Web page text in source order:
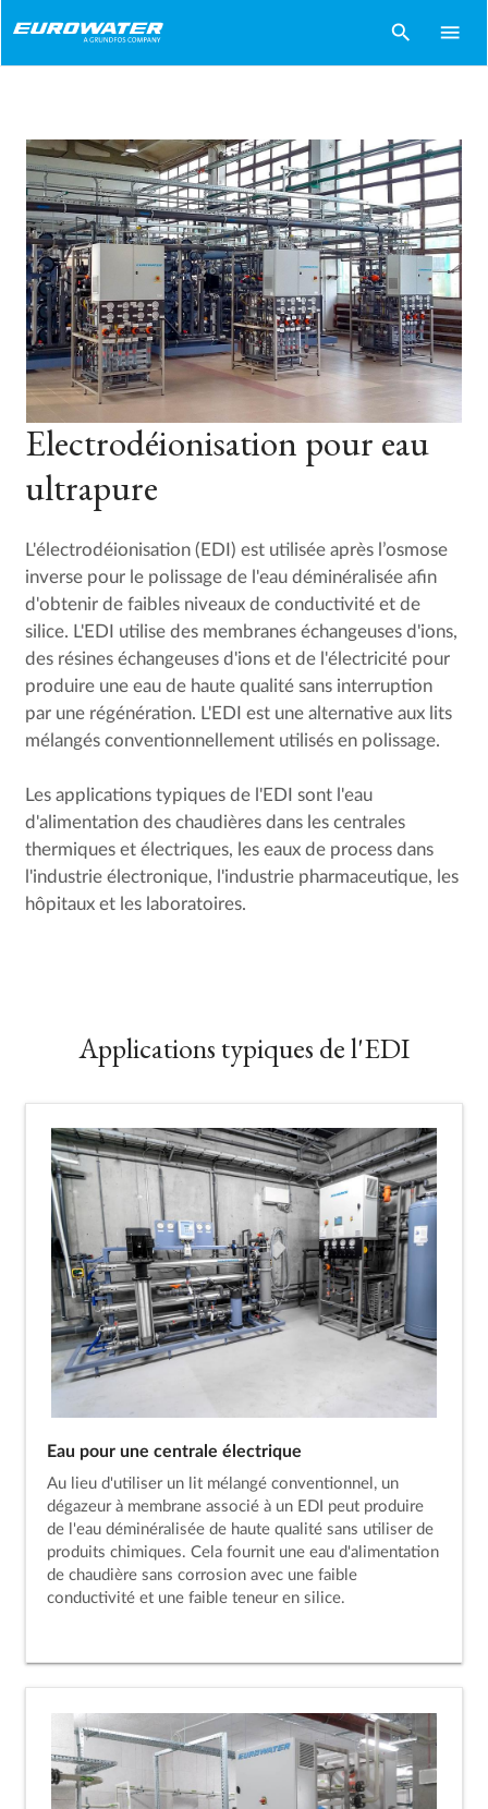
search menu
Electrodéionisation pour eau
ultrapure
L'électrodéionisation (EDI) est utilisée après l’osmose
inverse pour le polissage de l'eau déminéralisée afin
d'obtenir de faibles niveaux de conductivité et de
silice. L'EDI utilise des membranes échangeuses d'ions,
des résines échangeuses d'ions et de l'électricité pour
produire une eau de haute qualité sans interruption
par une régénération. L'EDI est une alternative aux lits
mélangés conventionnellement utilisés en polissage.
Les applications typiques de l'EDI sont l'eau
d'alimentation des chaudières dans les centrales
thermiques et électriques, les eaux de process dans
l'industrie électronique, l'industrie pharmaceutique, les
hôpitaux et les laboratoires.
Applications typiques de l'EDI
Eau pour une centrale électrique
Au lieu d'utiliser un lit mélangé conventionnel, un
dégazeur à membrane associé à un EDI peut produire
de l'eau déminéralisée de haute qualité sans utiliser de
produits chimiques. Cela fournit une eau d'alimentation
de chaudière sans corrosion avec une faible
conductivité et une faible teneur en silice.